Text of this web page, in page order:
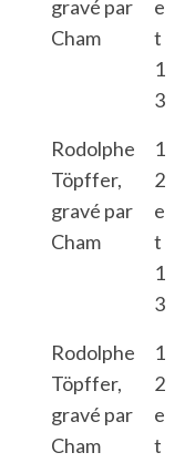
gravé par
Cham
e
t
1
3
Rodolphe
Töpffer,
gravé par
Cham
1
2
e
t
1
3
Rodolphe
Töpffer,
gravé par
Cham
1
2
e
t